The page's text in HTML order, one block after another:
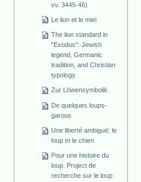
vv. 3445-46)
Le lion et le miel
The lion standard in
"Exodus": Jewish
legend, Germanic
tradition, and Christian
typology
Zur Löwensymbolik
De quelques loups-
garous
Une liberté ambiguë: le
loup et le chien
Pour une histoire du
loup. Project de
recherche sur le loup